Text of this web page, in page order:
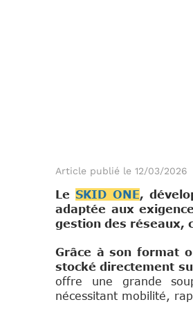
Article publié le 12/03/2026
LeSKID ONE,
adaptée aux
gestion des réseaux,
Grâce à son format
stocké directement
offre une grande
nécessitant mobilité,